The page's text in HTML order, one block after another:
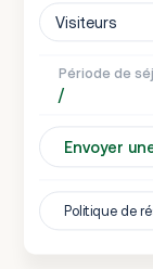
Visiteurs
Période de
/
Envoyer
Politique de